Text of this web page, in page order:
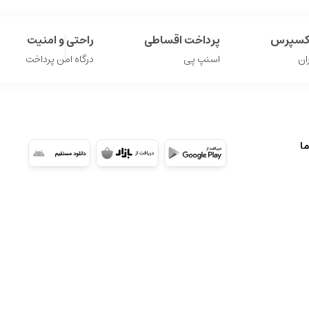
پرداخت اقساطی
اسنپ پی
راحتی و امنیت
درگاه امن پرداخت